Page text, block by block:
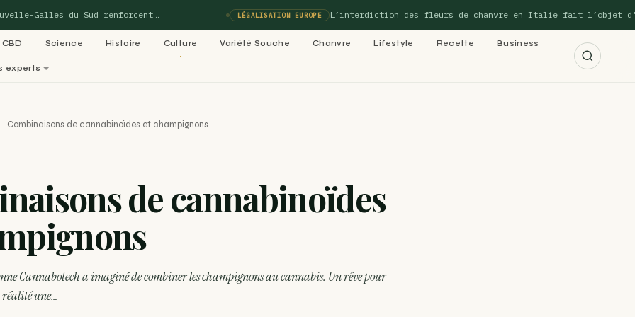
Galles du Sud renforcent… LÉGALISATION EUROPE L’interdiction des fleurs de chanvre en Italie fait l’objet d’un
CBD Science Histoire Culture Variété Souche Chanvre Lifestyle Recette Business
experts
: Variétés cannabis : le
03
Culture cannabis : le
médical : le
05
Légalisation cannabis
dans le
99… ACTU
RECETTE
Combinaisons de cannabinoïdes et champignons
de cannabinoïdes
Cannabotech a imaginé de combiner les champignons au cannabis. Un rêve pour
une…